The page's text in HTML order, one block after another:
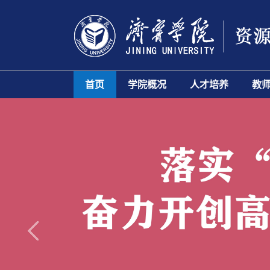
首页 学院概况 人才培养 教